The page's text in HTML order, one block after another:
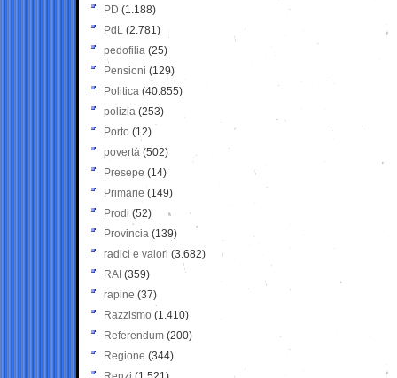
PD (1.188)
PdL (2.781)
pedofilia (25)
Pensioni (129)
Politica (40.855)
polizia (253)
Porto (12)
povertà (502)
Presepe (14)
Primarie (149)
Prodi (52)
Provincia (139)
radici e valori (3.682)
RAI (359)
rapine (37)
Razzismo (1.410)
Referendum (200)
Regione (344)